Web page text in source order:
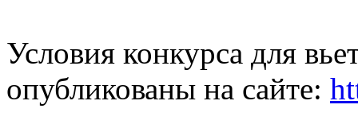
Условия конкурса для
опубликованы на сайте: